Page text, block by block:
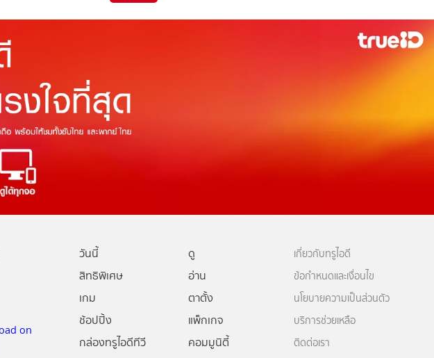
วันนี้
ดู
สิทธิพิเศษ
อ่าน
เกม
ตาตั้ง
ช้อปปิ้ง
แพ็กเกจ
กล่องทรูไอดีทีวี
คอมมูนิตี้
เกี่ยวกับทรูไอดี
ข้อกำหนดและเงื่อนไข
นโยบายความเป็นส่วนตัว
บริการช่วยเหลือ
ติดต่อเรา